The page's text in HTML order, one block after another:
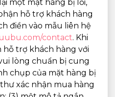
một mặt hàng bị lỗi,
hỗ trợ khách hàng
điền vào mẫu liên hệ
contact. Khi
hỗ trợ khách hàng với
lòng chuẩn bị cung
chụp của mặt hàng bị
xác nhận mua hàng